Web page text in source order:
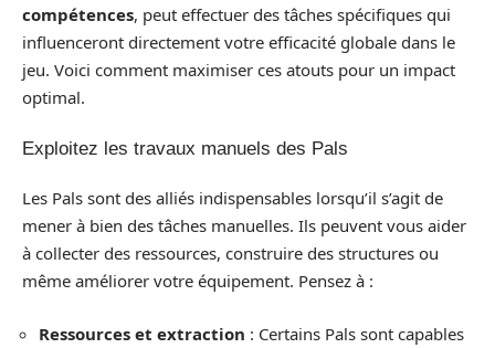
compétences, peut effectuer des tâches spécifiques qui
influenceront directement votre efficacité globale dans le
jeu. Voici comment maximiser ces atouts pour un impact
optimal.
Exploitez les travaux manuels des Pals
Les Pals sont des alliés indispensables lorsqu’il s’agit de
mener à bien des tâches manuelles. Ils peuvent vous aider
à collecter des ressources, construire des structures ou
même améliorer votre équipement. Pensez à :
Ressources et extraction : Certains Pals sont capables